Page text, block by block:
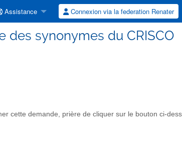
Assistance Connexion via la federation Renater
des synonymes du CRISCO
cette demande, prière de cliquer sur le bouton ci-